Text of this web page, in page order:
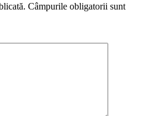
Câmpurile obligatorii sunt